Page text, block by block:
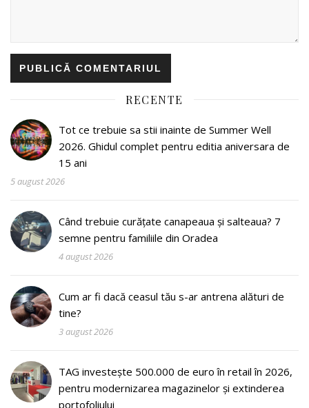
RECENTE
Tot ce trebuie sa stii inainte de Summer Well
2026. Ghidul complet pentru editia aniversara de
15 ani
5 august 2026
Când trebuie curățate canapeaua și salteaua? 7
semne pentru familiile din Oradea
4 august 2026
Cum ar fi dacă ceasul tău s-ar antrena alături de
tine?
3 august 2026
TAG investește 500.000 de euro în retail în 2026,
pentru modernizarea magazinelor și extinderea
portofoliului